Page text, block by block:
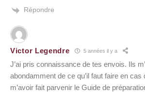
Répondre
Victor Legendre 5 années il y a
J’ai pris connaissance de tes envois. Ils
abondamment de ce qu’il faut faire en
m’avoir fait parvenir le Guide de